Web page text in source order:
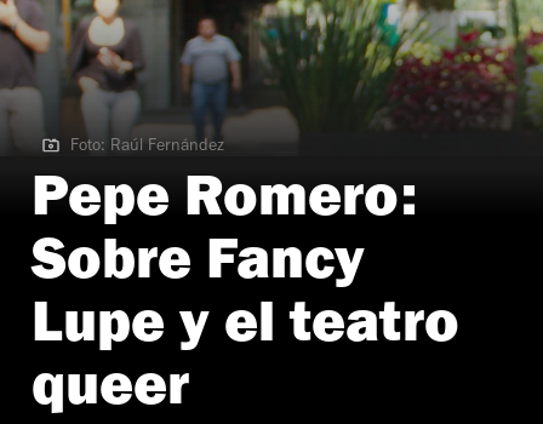
Foto: Raúl Fernández
Foto: Raúl Fernández
Pepe Romero:
Sobre Fancy
Lupe y el teatro
queer